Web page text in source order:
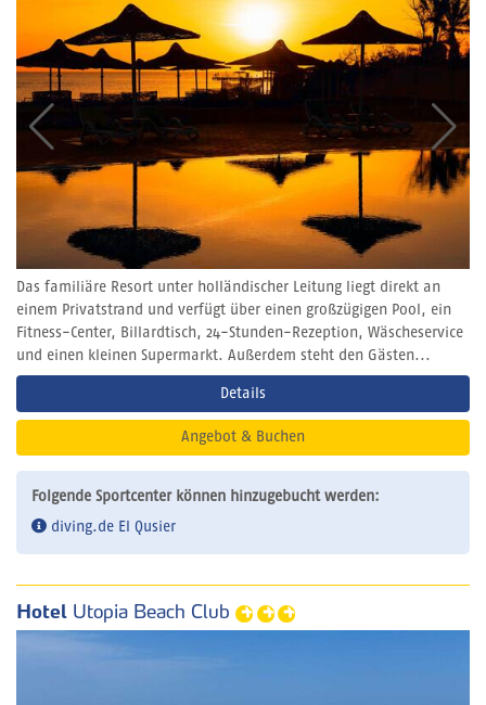
Das familiäre Resort unter holländischer Leitung liegt direkt an
einem Privatstrand und verfügt über einen großzügigen Pool, ein
Fitness-Center, Billardtisch, 24-Stunden-Rezeption, Wäscheservice
und einen kleinen Supermarkt. Außerdem steht den Gästen...
Details
Angebot & Buchen
Folgende Sportcenter können hinzugebucht werden:
diving.de El Qusier
Hotel Utopia Beach Club